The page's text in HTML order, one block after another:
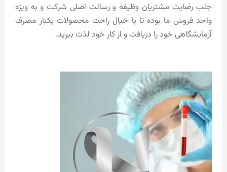
جلب رضایت مشتریان وظیفه و رسالت اصلی شرکت و به ویژه
واحد فروش ما بوده تا با خیال راحت محصولات یکبار مصرف
آزمایشگاهی خود را دریافت و از کار خود لذت ببرید.